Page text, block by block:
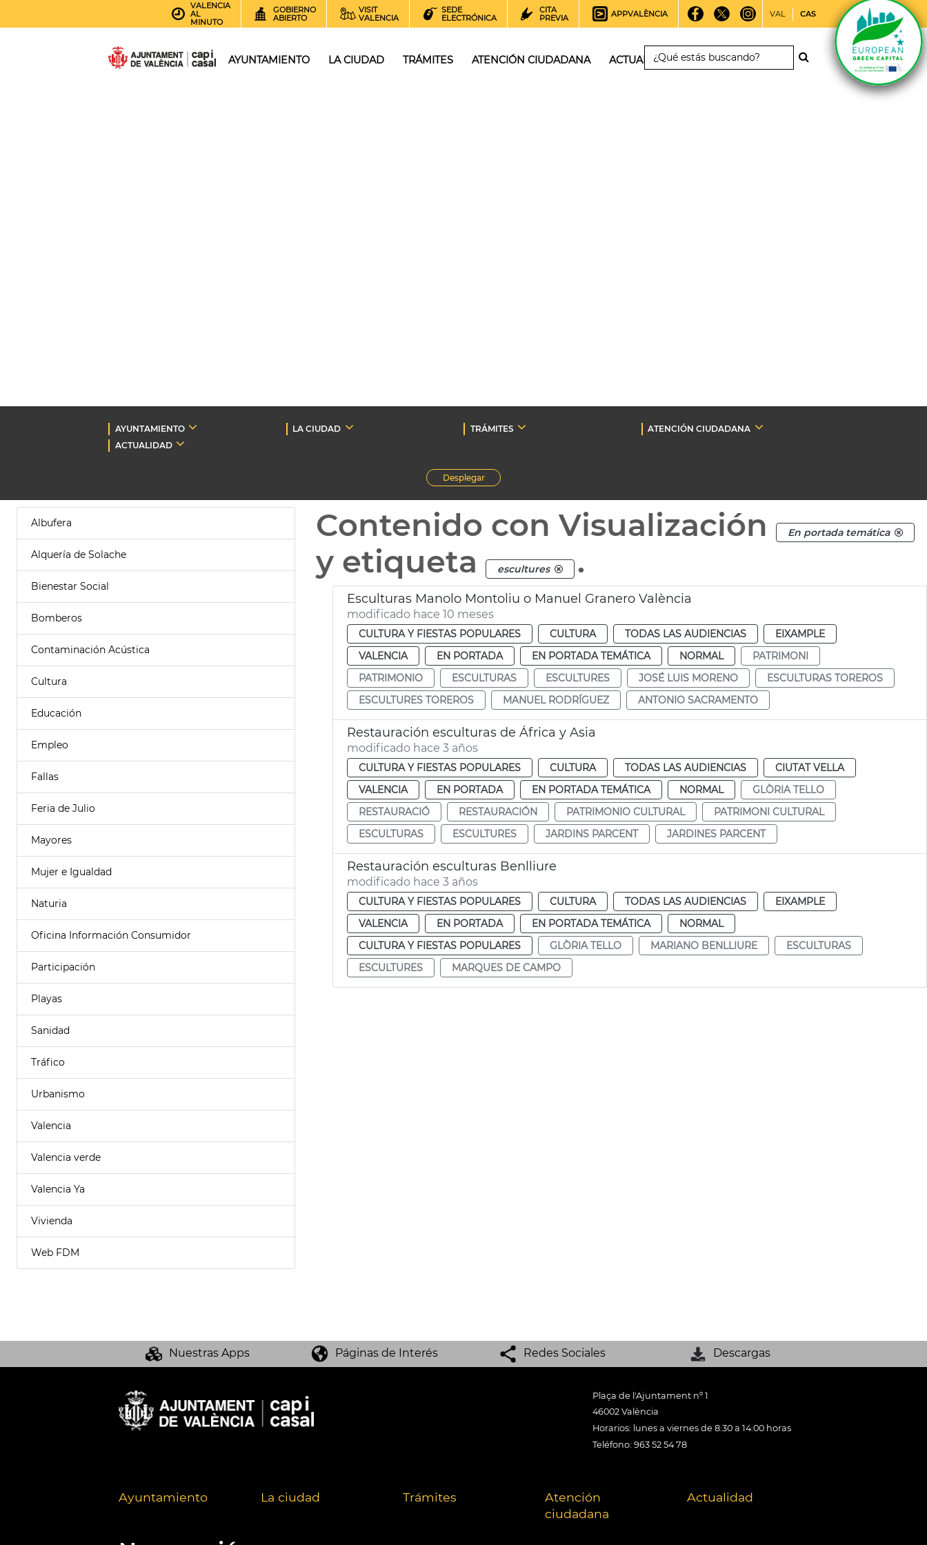
VALENCIA
AL
MINUTO
GOBIERNO
ABIERTO
VISIT
VALENCIA
SEDE
ELECTRÓNICA
CITA
PREVIA
APPVALÈNCIA VAL CAS
AYUNTAMIENTO LA CIUDAD TRÁMITES ATENCIÓN CIUDADANA ACTUALIDAD
AYUNTAMIENTO LA CIUDAD TRÁMITES
ATENCIÓN CIUDADANA
ACTUALIDAD
Desplegar
Albufera
Alquería de Solache
Bienestar Social
Bomberos
Contaminación Acústica
Cultura
Educación
Empleo
Fallas
Feria de Julio
Mayores
Mujer e Igualdad
Naturia
Oficina Información Consumidor
Participación
Playas
Sanidad
Tráfico
Urbanismo
Valencia
Valencia verde
Valencia Ya
Vivienda
Web FDM
Contenido con Visualización En portada temática
y etiqueta escultures .
Esculturas Manolo Montoliu o Manuel Granero València
modificado hace 10 meses
CULTURA Y FIESTAS POPULARES CULTURA TODAS LAS AUDIENCIAS
EIXAMPLE
VALENCIA
EN PORTADA EN PORTADA TEMÁTICA NORMAL
PATRIMONI
PATRIMONIO
ESCULTURAS ESCULTURES JOSÉ LUIS MORENO
ESCULTURAS TOREROS
ESCULTURES TOREROS
MANUEL RODRÍGUEZ ANTONIO SACRAMENTO
Restauración esculturas de África y Asia
modificado hace 3 años
CULTURA Y FIESTAS POPULARES CULTURA TODAS LAS AUDIENCIAS
CIUTAT VELLA
VALENCIA
EN PORTADA EN PORTADA TEMÁTICA NORMAL
GLÒRIA TELLO
RESTAURACIÓ
RESTAURACIÓN PATRIMONIO CULTURAL
PATRIMONI CULTURAL
ESCULTURAS
ESCULTURES JARDINS PARCENT JARDINES PARCENT
Restauración esculturas Benlliure
modificado hace 3 años
CULTURA Y FIESTAS POPULARES CULTURA TODAS LAS AUDIENCIAS
EIXAMPLE
VALENCIA
EN PORTADA EN PORTADA TEMÁTICA
NORMAL
CULTURA Y FIESTAS POPULARES
GLÒRIA TELLO MARIANO BENLLIURE
ESCULTURAS
ESCULTURES
MARQUES DE CAMPO
Nuestras Apps Páginas de Interés Redes Sociales Descargas
Plaça de l'Ajuntament nº 1
46002 València
Horarios: lunes a viernes de 8:30 a 14:00 horas
Teléfono: 963 52 54 78
Ayuntamiento La ciudad Trámites
Atención
ciudadana
Actualidad